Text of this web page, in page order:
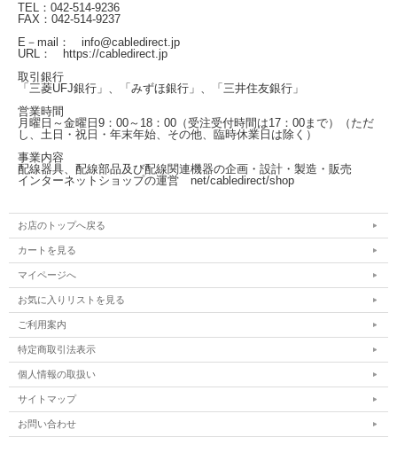
TEL：042-514-9236
FAX：042-514-9237
E－mail： info@cabledirect.jp
URL： https://cabledirect.jp
取引銀行
「三菱UFJ銀行」、「みずほ銀行」、「三井住友銀行」
営業時間
月曜日～金曜日 9：00～18：00（受注受付時間は17：00まで）
（ただ
し、土日・祝日・年末年始、その他、臨時休業日は除く）
事業内容
配線器具、配線部品及び配線関連機器の企画・設計・製造・販売
インターネットショップの運営 net/cabledirect/shop
お店のトップへ戻る
カートを見る
マイページへ
お気に入りリストを見る
ご利用案内
特定商取引法表示
個人情報の取扱い
サイトマップ
お問い合わせ